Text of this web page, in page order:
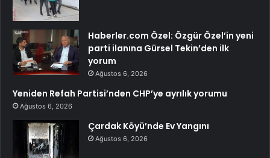
Haberler.com Özel: Özgür Özel’in yeni
parti ilanına Gürsel Tekin’den ilk
yorum
Ağustos 6, 2026
Yeniden Refah Partisi’nden CHP’ye ayrılık yorumu
Ağustos 6, 2026
Çardak Köyü’nde Ev Yangını
Ağustos 6, 2026